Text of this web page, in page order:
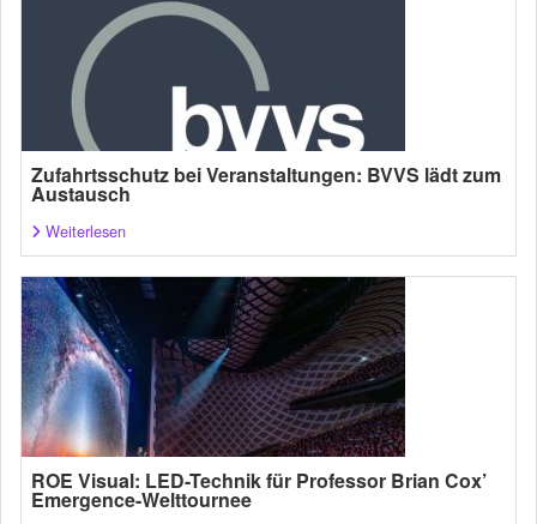
Zufahrtsschutz bei Veranstaltungen: BVVS lädt zum
Austausch
Weiterlesen
ROE Visual: LED-Technik für Professor Brian Cox’
Emergence-Welttournee